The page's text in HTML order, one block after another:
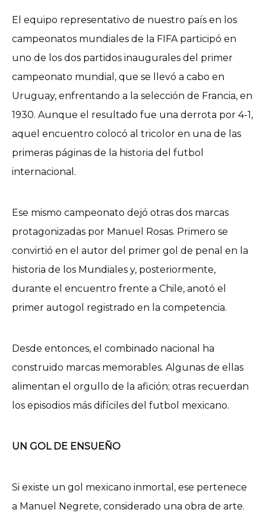
El equipo representativo de nuestro país en los
campeonatos mundiales de la FIFA participó en
uno de los dos partidos inaugurales del primer
campeonato mundial, que se llevó a cabo en
Uruguay, enfrentando a la selección de Francia, en
1930. Aunque el resultado fue una derrota por 4-1,
aquel encuentro colocó al tricolor en una de las
primeras páginas de la historia del futbol
internacional.
Ese mismo campeonato dejó otras dos marcas
protagonizadas por Manuel Rosas. Primero se
convirtió en el autor del primer gol de penal en la
historia de los Mundiales y, posteriormente,
durante el encuentro frente a Chile, anotó el
primer autogol registrado en la competencia.
Desde entonces, el combinado nacional ha
construido marcas memorables. Algunas de ellas
alimentan el orgullo de la afición; otras recuerdan
los episodios más difíciles del futbol mexicano.
UN GOL DE ENSUEÑO
Si existe un gol mexicano inmortal, ese pertenece
a Manuel Negrete, considerado una obra de arte.